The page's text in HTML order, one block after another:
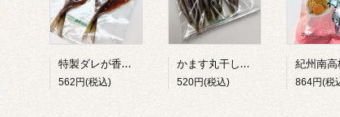
特製ダレが香ばしい。あじみりん 2尾入り
562円(税込)
かます丸干し 約100g(約10尾入)
520円(税込) 864円(税